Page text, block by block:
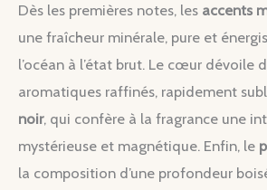
Dès les premières notes, les accents
une fraîcheur minérale, pure et
l’océan à l’état brut. Le cœur dévoile
aromatiques raffinés, rapidement
noir, qui confère à la fragrance une
mystérieuse et magnétique. Enfin, le
la composition d’une profondeur